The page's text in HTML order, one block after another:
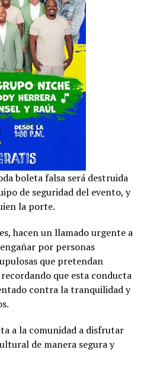
boleta falsa será destruida
de seguridad del evento, y
la porte.
hacen un llamado urgente a
por personas
que pretendan
que esta conducta
contra la tranquilidad y
a la comunidad a disfrutar
de manera segura y